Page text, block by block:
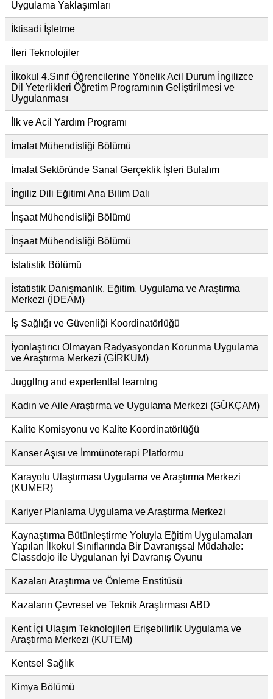
Uygulama Yaklaşımları
İktisadi İşletme
İleri Teknolojiler
İlkokul 4.Sınıf Öğrencilerine Yönelik Acil Durum İngilizce
Dil Yeterlikleri Öğretim Programının Geliştirilmesi ve
Uygulanması
İlk ve Acil Yardım Programı
İmalat Mühendisliği Bölümü
İmalat Sektöründe Sanal Gerçeklik İşleri Bulalım
İngiliz Dili Eğitimi Ana Bilim Dalı
İnşaat Mühendisliği Bölümü
İnşaat Mühendisliği Bölümü
İstatistik Bölümü
İstatistik Danışmanlık, Eğitim, Uygulama ve Araştırma
Merkezi (İDEAM)
İş Sağlığı ve Güvenliği Koordinatörlüğü
İyonlaştırıcı Olmayan Radyasyondan Korunma Uygulama
ve Araştırma Merkezi (GİRKUM)
JugglIng and experIentIal learnIng
Kadın ve Aile Araştırma ve Uygulama Merkezi (GÜKÇAM)
Kalite Komisyonu ve Kalite Koordinatörlüğü
Kanser Aşısı ve İmmünoterapi Platformu
Karayolu Ulaştırması Uygulama ve Araştırma Merkezi
(KUMER)
Kariyer Planlama Uygulama ve Araştırma Merkezi
Kaynaştırma Bütünleştirme Yoluyla Eğitim Uygulamaları
Yapılan İlkokul Sınıflarında Bir Davranışsal Müdahale:
Classdojo ile Uygulanan İyi Davranış Oyunu
Kazaları Araştırma ve Önleme Enstitüsü
Kazaların Çevresel ve Teknik Araştırması ABD
Kent İçi Ulaşım Teknolojileri Erişebilirlik Uygulama ve
Araştırma Merkezi (KUTEM)
Kentsel Sağlık
Kimya Bölümü